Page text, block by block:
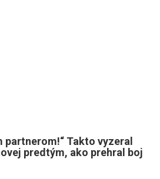
partnerom!“ Takto vyzeral
predtým, ako prehral boj